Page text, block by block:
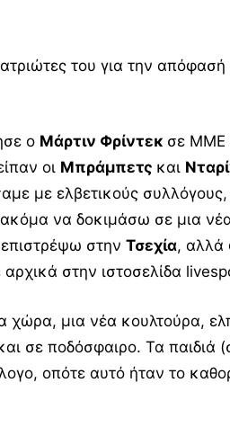
του για την απόφασή
ο Μάρτιν Φρίντεκ σε ΜΜΕ
οι Μπράμπετς και
με ελβετικούς
να δοκιμάσω σε μια
στην Τσεχία, αλλά
στην ιστοσελίδα
χώρα, μια νέα κουλτούρα,
σε ποδόσφαιρο. Τα παιδιά
οπότε αυτό ήταν το